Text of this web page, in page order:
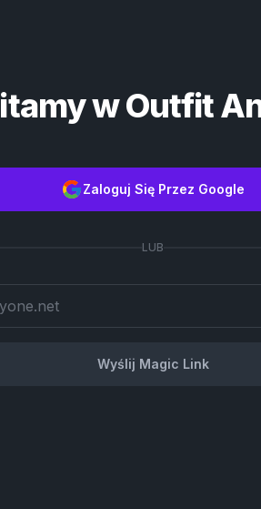
w Outfit
Zaloguj Się Przez Google
LUB
Wyślij Magic Link